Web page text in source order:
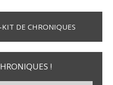
DE CHRONIQUES
!